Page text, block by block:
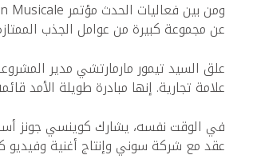
عن مجموعة كبيرة من عوامل الجذب
علق السيد تيمور مارمارتشي مدير
علامة تجارية. إنها مبادرة طويلة الأمد
في الوقت نفسه، يشارك كوينسي جونز
عقد مع شركة سوني وإنتاج أغنية وفيديو